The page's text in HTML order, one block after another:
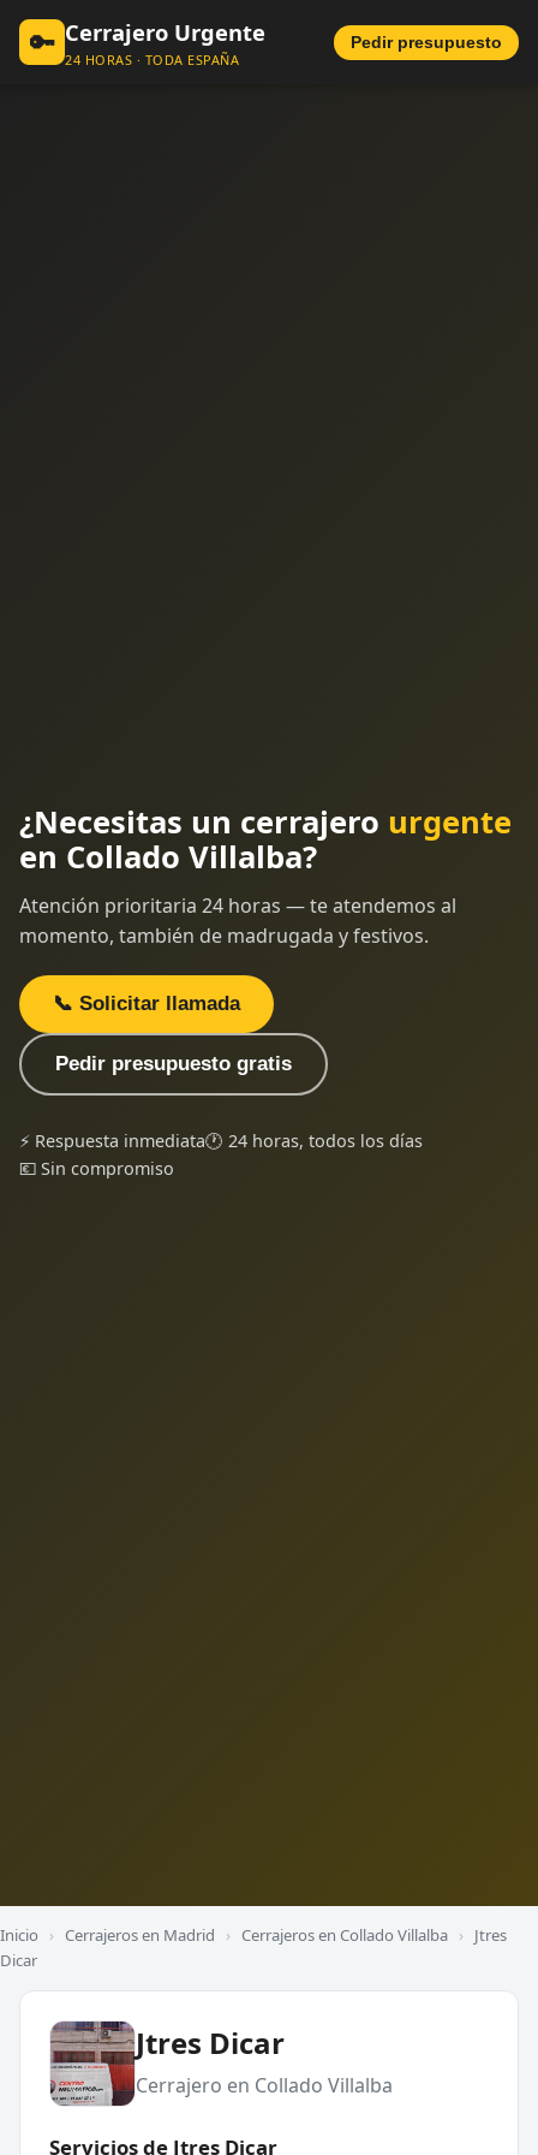
🔑 Cerrajero Urgente
24 HORAS · TODA ESPAÑA
Pedir presupuesto
¿Necesitas un cerrajero urgente
en Collado Villalba?
Atención prioritaria 24 horas — te atendemos al
momento, también de madrugada y festivos.
📞 Solicitar llamada
Pedir presupuesto gratis
⚡ Respuesta inmediata🕐 24 horas, todos los días
💶 Sin compromiso
Inicio › Cerrajeros en Madrid › Cerrajeros en Collado Villalba › Jtres
Dicar
Jtres Dicar
Cerrajero en Collado Villalba
Servicios de Jtres Dicar